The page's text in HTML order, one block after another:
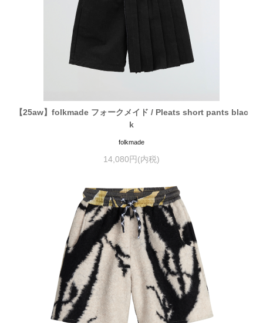
【25aw】folkmade フォークメイド / Pleats short pants blac
k
folkmade
14,080円(内税)